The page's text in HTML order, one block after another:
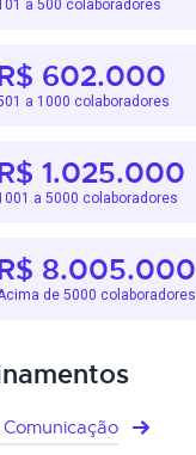
a 500 colaboradores
602.000
a 1000 colaboradores
1.025.000
a 5000 colaboradores
8.005.000
de 5000 colaboradores